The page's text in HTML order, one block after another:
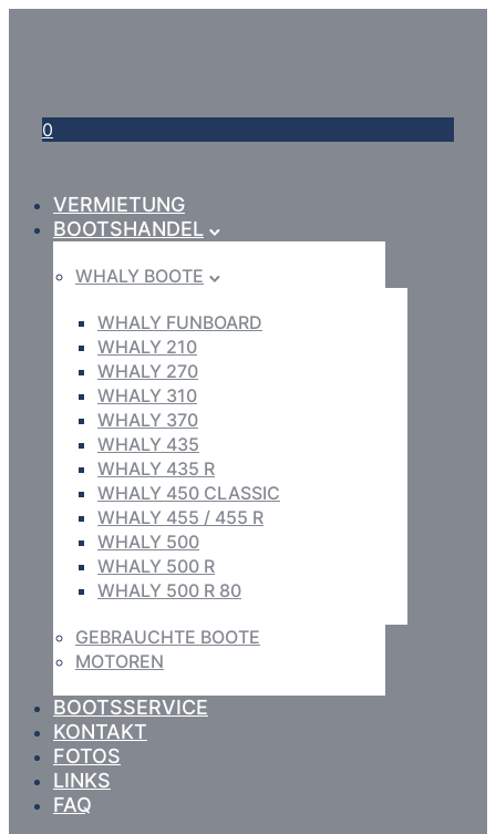
0
VERMIETUNG
BOOTSHANDEL
WHALY BOOTE
WHALY FUNBOARD
WHALY 210
WHALY 270
WHALY 310
WHALY 370
WHALY 435
WHALY 435 R
WHALY 450 CLASSIC
WHALY 455 / 455 R
WHALY 500
WHALY 500 R
WHALY 500 R 80
GEBRAUCHTE BOOTE
MOTOREN
BOOTSSERVICE
KONTAKT
FOTOS
LINKS
FAQ